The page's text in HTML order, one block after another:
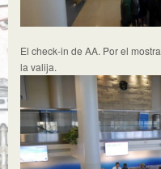
El check-in de AA. Por el
la valija.